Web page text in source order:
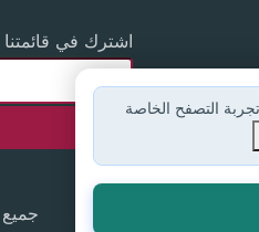
اشترك في قائمتنا
جميع
التصفح الخاصة